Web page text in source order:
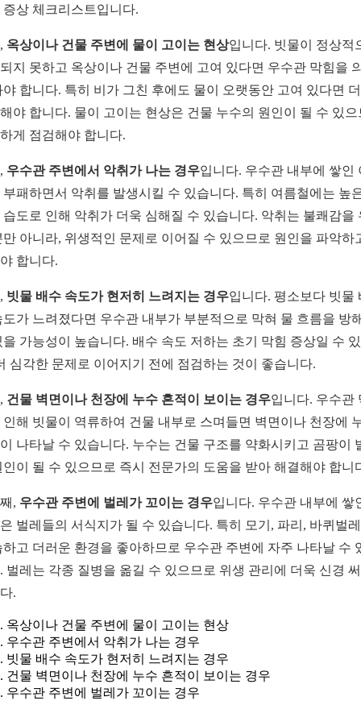
증상 체크리스트입니다.
옥상이나 건물 주변에 물이 고이는 현상입니다. 빗물이 정상적
지 못하고 옥상이나 건물 주변에 고여 있다면 우수관 막힘을
야 합니다. 특히 비가 그친 후에도 물이 오랫동안 고여 있다면
야 합니다. 물이 고이는 현상은 건물 누수의 원인이 될 수 있으
게 점검해야 합니다.
우수관 주변에서 악취가 나는 경우입니다. 우수관 내부에 쌓인
부패하면서 악취를 발생시킬 수 있습니다. 특히 여름철에는 높
습도로 인해 악취가 더욱 심해질 수 있습니다. 악취는 불쾌감을
만 아니라, 위생적인 문제로 이어질 수 있으므로 원인을 파악하
합니다.
빗물 배수 속도가 현저히 느려지는 경우입니다. 평소보다 빗물
도가 느려졌다면 우수관 내부가 부분적으로 막혀 물 흐름을 방
을 가능성이 높습니다. 배수 속도 저하는 초기 막힘 증상일 수
심각한 문제로 이어지기 전에 점검하는 것이 좋습니다.
건물 벽면이나 천장에 누수 흔적이 보이는 경우입니다. 우수관
인해 빗물이 역류하여 건물 내부로 스며들면 벽면이나 천장에
나타날 수 있습니다. 누수는 건물 구조를 약화시키고 곰팡이
인이 될 수 있으므로 즉시 전문가의 도움을 받아 해결해야 합니
, 우수관 주변에 벌레가 꼬이는 경우입니다. 우수관 내부에 쌓
벌레들의 서식지가 될 수 있습니다. 특히 모기, 파리, 바퀴벌
하고 더러운 환경을 좋아하므로 우수관 주변에 자주 나타날 수
벌레는 각종 질병을 옮길 수 있으므로 위생 관리에 더욱 신경
.
옥상이나 건물 주변에 물이 고이는 현상
우수관 주변에서 악취가 나는 경우
빗물 배수 속도가 현저히 느려지는 경우
건물 벽면이나 천장에 누수 흔적이 보이는 경우
우수관 주변에 벌레가 꼬이는 경우